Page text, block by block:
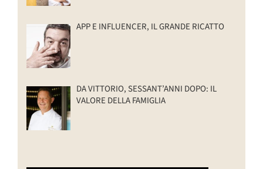
APP E INFLUENCER, IL GRANDE RICATTO
DA VITTORIO, SESSANT’ANNI DOPO: IL
VALORE DELLA FAMIGLIA